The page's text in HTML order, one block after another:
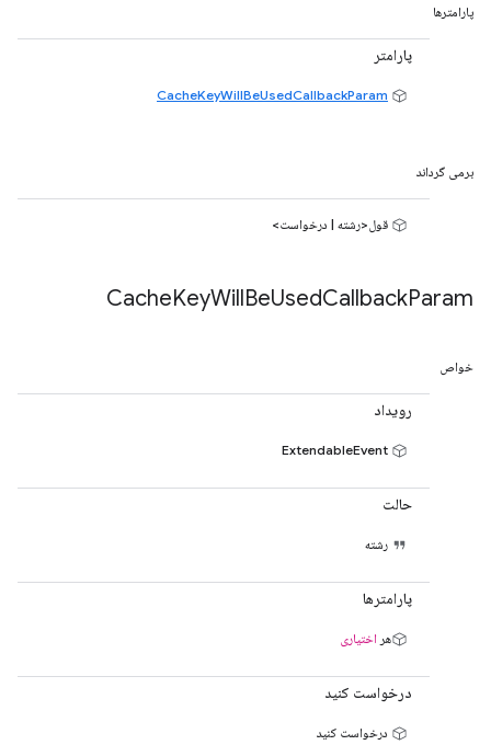
پارامترها
پارامتر
CacheKeyWillBeUsedCallbackParam
برمی گرداند
قول<رشته | درخواست>
CacheKeyWillBeUsedCallbackParam
خواص
رویداد
حالت
رشته
پارامترها
هر اختیاری
درخواست کنید
درخواست کنید